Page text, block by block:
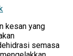
kesan yang
semasa